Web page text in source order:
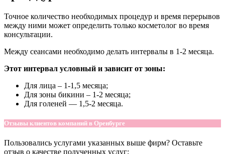
Точное количество необходимых процедур и время перерывов
между ними может определить только косметолог во время
консультации.
Между сеансами необходимо делать интервалы в 1-2 месяца.
Этот интервал условный и зависит от зоны:
Для лица – 1-1,5 месяца;
Для зоны бикини – 1-2 месяца;
Для голеней — 1,5-2 месяца.
Отзывы клиентов компаний в Оренбурге
Пользовались услугами указанных выше фирм? Оставьте
отзыв о качестве полученных услуг: